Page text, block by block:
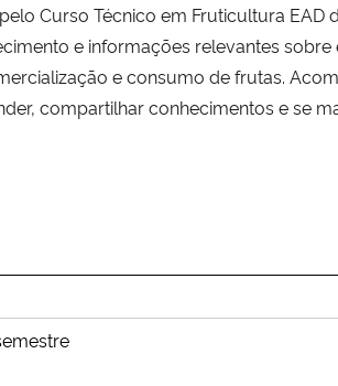
Curso Técnico em Fruticultura
e informações relevantes
e consumo de frutas.
compartilhar conhecimentos e se